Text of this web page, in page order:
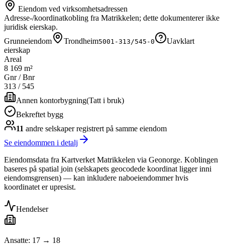
Eiendom ved virksomhetsadressen
Adresse-/koordinatkobling fra Matrikkelen; dette dokumenterer ikke
juridisk eierskap.
Grunneiendom
Trondheim5001-313/545-0
Uavklart
eierskap
Areal
8 169 m²
Gnr / Bnr
313 / 545
Annen kontorbygning(Tatt i bruk)
Bekreftet bygg
11 andre selskaperregistrert på samme eiendom
Se eiendommen i detalj
Eiendomsdata fra Kartverket Matrikkelen via Geonorge. Koblingen
baseres på spatial join (selskapets geocodede koordinat ligger inni
eiendomsgrensen) — kan inkludere naboeiendommer hvis
koordinatet er upresist.
Hendelser
Ansatte: 17 → 18